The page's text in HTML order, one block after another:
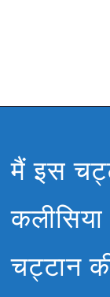
मैं इस
चट्टान